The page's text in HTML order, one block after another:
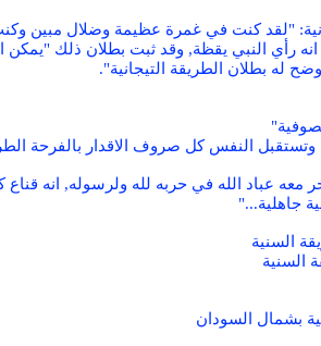
"لقد كنت في غمرة عظيمة وضلال مبين
رأي النبي يقظة, وقد ثبت بطلان ذلك "يمكن
النفس كل صروف الاقدار بالفرحة
معه عباد الله في حربه لله ولرسوله, انه
جاهلية..."
السنية
بشمال السودان